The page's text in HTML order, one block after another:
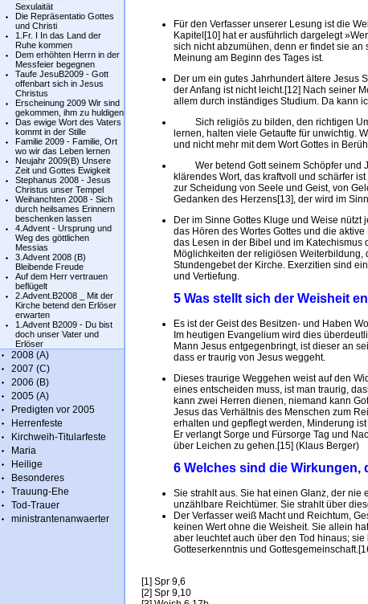
Sexulaität
Die Repräsentatio Gottes
und Christi
1.Fr. I In das Land der
Ruhe kommen
Dem erhöhten Herrn in der
Messfeier begegnen
Taufe JesuB2009 - Gott
offenbart sich in Jesus
Christus
Erscheinung 2009 Wir sind
gekommen, ihm zu huldigen
Das ewige Wort des Vaters
kommt in der Stille
Familie 2009 - Familie, Ort
wo wir das Leben lernen
Neujahr 2009(B) Unsere
Zeit und Gottes Ewigkeit
Stephanus 2008 - Jesus
Christus unser Tempel
Weihanchten 2008 - Sich
durch heilsames Erinnern
beschenken lassen
4.Advent - Ursprung und
Weg des göttlichen
Messias
3.Advent 2008 (B)
Bleibende Freude
Auf dem Herr vertrauen
beflügelt
2.Advent.B2008 _ Mit der
Kirche betend den Erlöser
erwarten
1.Advent B2009 - Du bist
doch unser Vater und
Erlöser
2008 (A)
2007 (C)
2006 (B)
2005 (A)
Predigten vor 2005
Herrenfeste
Kirchweih-Titularfeste
Maria
Heilige
Besonderes
Trauung-Ehe
Tod-Trauer
ministrantenanwaerter
Für den Verfasser unserer Lesung ist die
Kapitel[10] hat er ausführlich dargelegt
sich nicht abzumühen, denn er findet sie an
Meinung am Beginn des Tages ist.
Der um ein gutes Jahrhundert ältere Jesus
der Anfang ist nicht leicht.[12] Nach seiner
allem durch inständiges Studium. Da kann
Sich religiös zu bilden, den richtigen
lernen, halten viele Getaufte für unwichtig.
und nicht mehr mit dem Wort Gottes in
Wer betend Gott seinem Schöpfer und
klärendes Wort, das kraftvoll und schärfer
zur Scheidung von Seele und Geist, von
Gedanken des Herzens[13], der wird im
Der im Sinne Gottes Kluge und Weise
das Hören des Wortes Gottes und die
das Lesen in der Bibel und im
Möglichkeiten der religiösen
Stundengebet der Kirche. Exerzitien sind
und Vertiefung.
5 Was stellt sich der Weisheit
Es ist der Geist des Besitzen- und Haben
Im heutigen Evangelium wird dies
Mann Jesus entgegenbringt, ist dieser an
dass er traurig von Jesus weggeht.
Dieses traurige Weggehen weist auf den
eines entscheiden muss, ist man traurig,
kann zwei Herren dienen, niemand kann
Jesus das Verhältnis des Menschen zum
erhalten und gepflegt werden, Minderung
Er verlangt Sorge und Fürsorge Tag und
über Leichen zu gehen.[15] (Klaus Berger)
6 Welches sind die Wirkungen,
Sie strahlt aus. Sie hat einen Glanz, der nie
unzählbare Reichtümer. Sie strahlt über
Der Verfasser weiß Macht und Reichtum,
keinen Wert ohne die Weisheit. Sie allein
aber leuchtet auch über den Tod hinaus;
Gotteserkenntnis und
[1] Spr 9,6
[2] Spr 9,10